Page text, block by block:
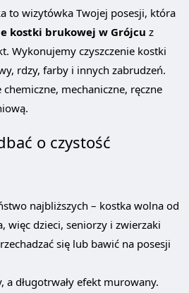
to wizytówka Twojej posesji, która
kostki brukowej w Grójcu z
Wykonujemy czyszczenie kostki
rdzy, farby i innych zabrudzeń.
mechaniczne, ręczne
o czystość
najbliższych – kostka wolna od
więc dzieci, seniorzy i zwierzaki
się lub bawić na posesji
a długotrwały efekt murowany.